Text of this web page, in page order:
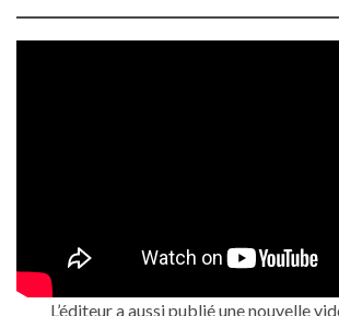
L’éditeur a aussi publié une nouvelle